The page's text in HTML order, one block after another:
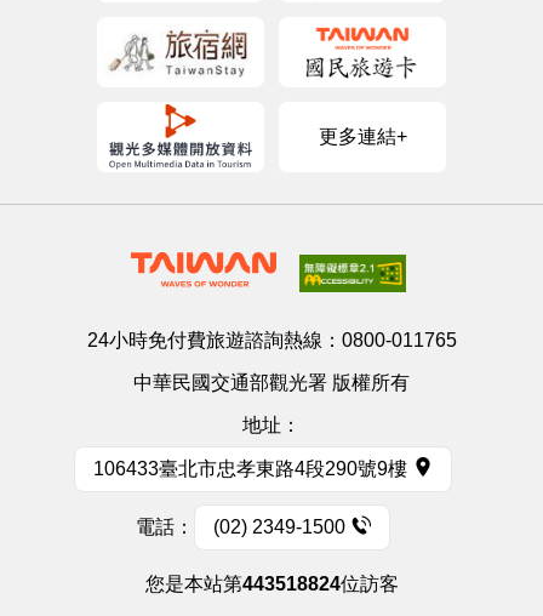
更多連結+
24小時免付費旅遊諮詢熱線： 0800-011765
中華民國交通部觀光署 版權所有
地址：
106433臺北市忠孝東路4段290號9樓
電話： (02) 2349-1500
您是本站第443518824位訪客